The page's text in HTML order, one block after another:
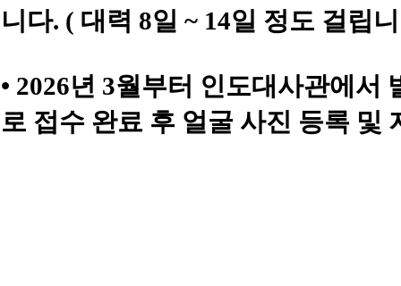
니다. ( 대력 8일 ~ 14일 정도 걸립
• 2026년 3월부터 인도대사관에
로 접수 완료 후 얼굴 사진 등록 및